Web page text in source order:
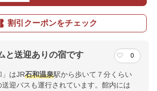
割引クーポンをチェック
と送迎ありの宿です 0
」はJR石和温泉駅から歩いて７分くらい
迎バスも運行されています。館内には